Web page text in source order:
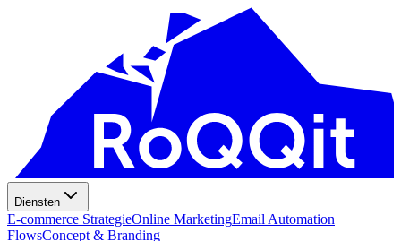
Diensten
E-commerce StrategieOnline MarketingEmail Automation
FlowsConcept & Branding